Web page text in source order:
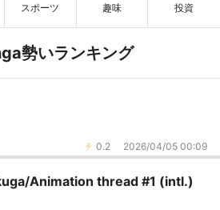
スポーツ 趣味 投資
勢いランキング
0.2 2026/04/05 00:09
Animation thread #1 (intl.)